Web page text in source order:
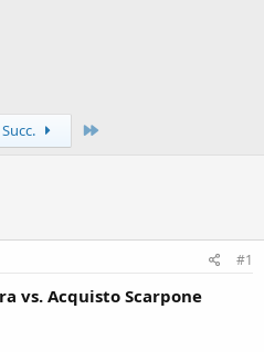
Succ.
#1
vs. Acquisto Scarpone